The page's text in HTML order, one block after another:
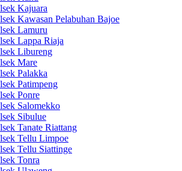
Kajuara
Kawasan Pelabuhan Bajoe
Lamuru
Lappa Riaja
Libureng
Mare
Palakka
Patimpeng
Ponre
Salomekko
Sibulue
Tanate Riattang
Tellu Limpoe
Tellu Siattinge
Tonra